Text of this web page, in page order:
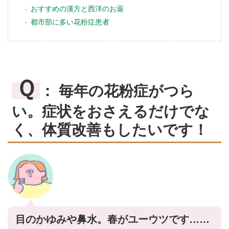
おすすめの漢方と西洋のお薬
都市部に多い花粉症患者
Ｑ
： 毎年の花粉症がつら
い。症状をおさえるだけでな
く、体質改善もしたいです！
目のかゆみや鼻水。春がユーウツです……